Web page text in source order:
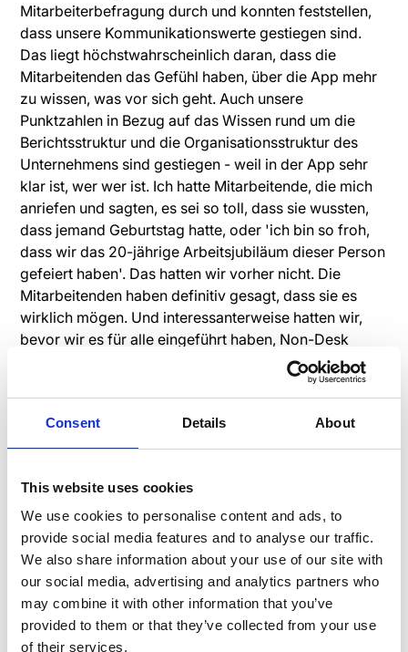
Consent Details About
This website uses cookies
We use cookies to personalise content and ads, to
provide social media features and to analyse our traffic.
We also share information about your use of our site with
our social media, advertising and analytics partners who
may combine it with other information that you’ve
provided to them or that they’ve collected from your use
of their services.
Mitarbeiterbefragung durch und konnten feststellen,
dass unsere Kommunikationswerte gestiegen sind.
Das liegt höchstwahrscheinlich daran, dass die
Mitarbeitenden das Gefühl haben, über die App mehr
zu wissen, was vor sich geht. Auch unsere
Punktzahlen in Bezug auf das Wissen rund um die
Berichtsstruktur und die Organisationsstruktur des
Unternehmens sind gestiegen - weil in der App sehr
klar ist, wer wer ist. Ich hatte Mitarbeitende, die mich
anriefen und sagten, es sei so toll, dass sie wussten,
dass jemand Geburtstag hatte, oder 'ich bin so froh,
dass wir das 20-jährige Arbeitsjubiläum dieser Person
gefeiert haben'. Das hatten wir vorher nicht. Die
Mitarbeitenden haben definitiv gesagt, dass sie es
wirklich mögen. Und interessanterweise hatten wir,
bevor wir es für alle eingeführt haben, Non-Desk
Mitarbeitende, die noch nicht eingeladen waren, und
darum baten, eingeladen zu werden. Wenn in der App
Fotos von den Fortschritten des Teams auftauchen, z.
B. von der Arbeit an einer Brücke oder dem Bau einer
Autobahn, ohne dass man vor Ort ist, ist man im
sehr anschaulich und fördert das
Mitarbeiterengagment.
Q: Speakap
Hatte Speakap einen Einfluss auf Ihre persönlichen
Ziele im Unternehmen als Personalverantwortlicher?